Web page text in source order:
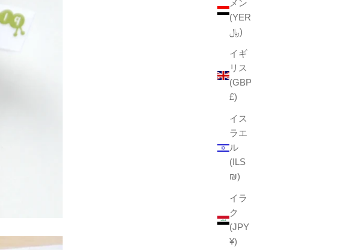
メン
(YER
﷼)
イギ
リス
(GBP
£)
イス
ラエ
ル
(ILS
₪)
イラ
ク
(JPY
¥)